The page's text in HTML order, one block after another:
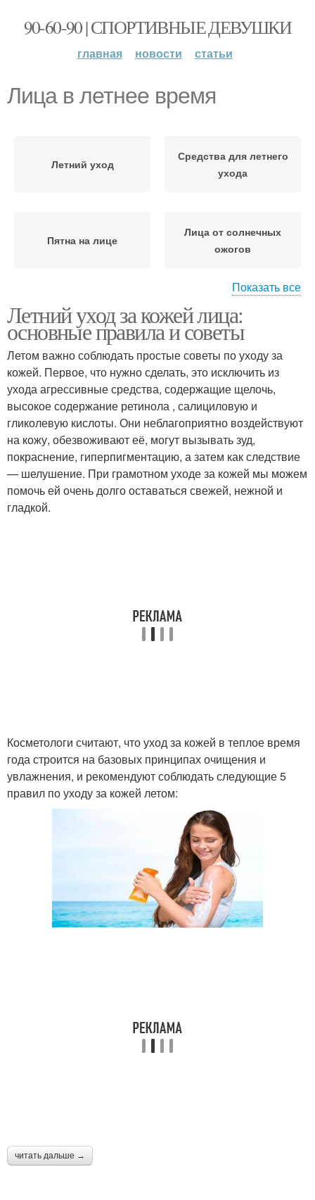
90-60-90 | СПОРТИВНЫЕ ДЕВУШКИ
главная новости статьи
Лица в летнее время
Летний уход
Средства для летнего
ухода
Пятна на лице
Лица от солнечных
ожогов
Ожоги на лице Уход за лицом
Показать все
Летний уход за кожей лица:
основные правила и советы
Летом важно соблюдать простые советы по уходу за
кожей. Первое, что нужно сделать, это исключить из
ухода агрессивные средства, содержащие щелочь,
высокое содержание ретинола , салициловую и
гликолевую кислоты. Они неблагоприятно воздействуют
на кожу, обезвоживают её, могут вызывать зуд,
покраснение, гиперпигментацию, а затем как следствие
— шелушение. При грамотном уходе за кожей мы можем
помочь ей очень долго оставаться свежей, нежной и
гладкой.
Косметологи считают, что уход за кожей в теплое время
года строится на базовых принципах очищения и
увлажнения, и рекомендуют соблюдать следующие 5
правил по уходу за кожей летом:
читать дальше →